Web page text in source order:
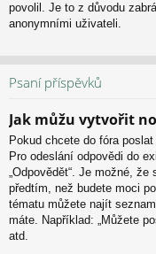
povolil. Je to z důvodu
anonymními uživateli.
Psaní příspěvků
Jak můžu vytvořit
Pokud chcete do fóra
Pro odeslání odpovědi do
„Odpovědět“. Je možné,
předtím, než budete moci
tématu můžete najít
máte. Například: „Můžete
atd.